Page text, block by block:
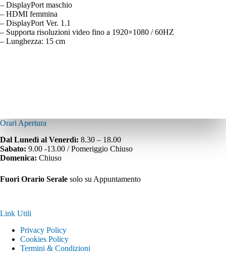
– DisplayPort maschio
– HDMI femmina
– DisplayPort Ver. 1.1
– Supporta risoluzioni video fino a 1920×1080 / 60HZ
– Lunghezza: 15 cm
Orari Apertura
Dal Lunedì al Venerdì: 8.30 – 18.00
Sabato: 9.00 -13.00 / Pomeriggio Chiuso
Domenica: Chiuso
Fuori Orario Serale solo su Appuntamento
Link Utili
Privacy Policy
Cookies Policy
Termini & Condizioni